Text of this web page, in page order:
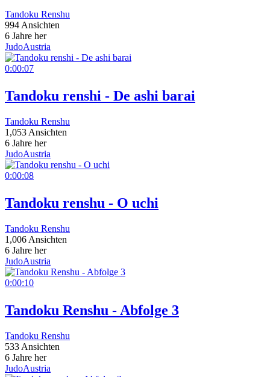
Tandoku Renshu
994 Ansichten
6 Jahre her
JudoAustria
0:00:07
Tandoku renshi - De ashi barai
Tandoku Renshu
1,053 Ansichten
6 Jahre her
JudoAustria
0:00:08
Tandoku renshu - O uchi
Tandoku Renshu
1,006 Ansichten
6 Jahre her
JudoAustria
0:00:10
Tandoku Renshu - Abfolge 3
Tandoku Renshu
533 Ansichten
6 Jahre her
JudoAustria